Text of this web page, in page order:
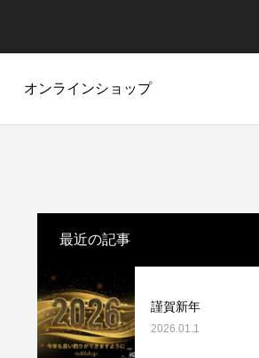
オンラインショップ
最近の記事
謹賀新年
2026.01.1